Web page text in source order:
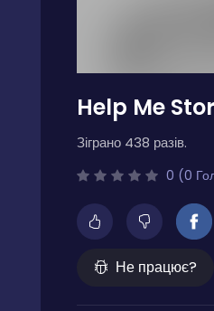
Help Me
Зіграно 438 разів.
0 (0
Не працює?